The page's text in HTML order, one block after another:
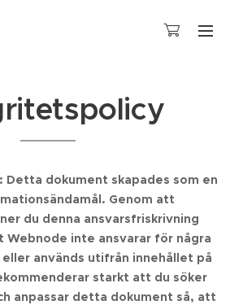
Detta dokument skapades som en
Genom att
du denna ansvarsfriskrivning
Webnode inte ansvarar för några
används utifrån innehållet på
starkt att du söker
anpassar detta dokument så, att